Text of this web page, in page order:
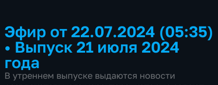
Эфир от 22.07.2024 (05:35)
• Выпуск 21 июля 2024
года
В утреннем выпуске выдаются новости